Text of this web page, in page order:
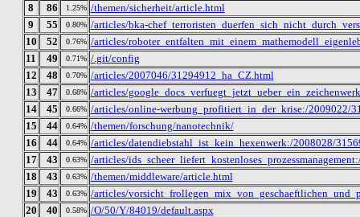
8
86 1.25% /themen/sicherheit/article.html
9
55 0.80% /articles/bka-
10
52 0.76% /articles/
11
49 0.71% /.git/config
12
48 0.70% /articles/2007046/31294912_ha_CZ.html
13
47 0.68% /articles/
14
45 0.66% /articles/online-werbung_profitiert_in_der_krise:/2009022/
15
44 0.64% /themen/forschung/nanotechnik/
16
44 0.64% /articles/datendiebstahl_ist_kein_hexenwerk:/2008028/
17
43 0.63% /articles/
18
43 0.63% /themen/middleware/article.html
19
43 0.63% /articles/
20
40 0.58% /O/50/Y/84019/default.aspx